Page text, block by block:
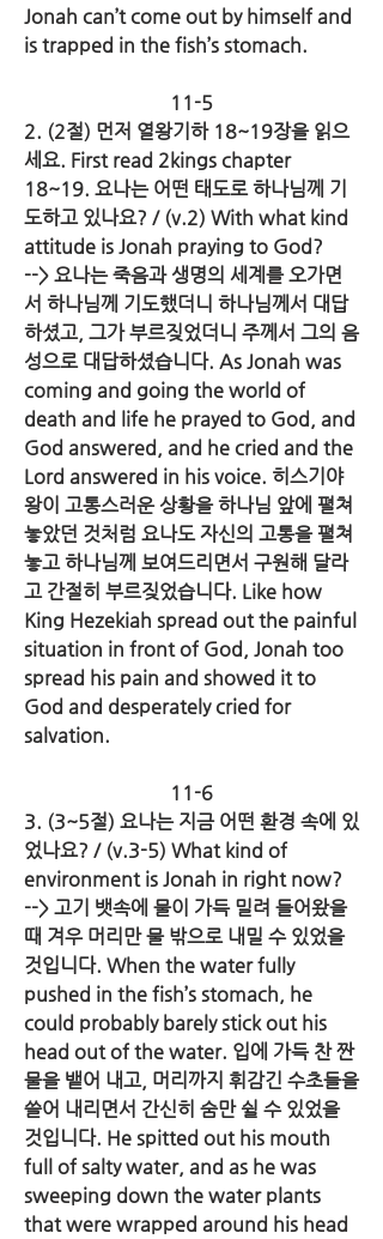
Jonah can’t come out by himself and
is trapped in the fish’s stomach.
11-5
2. (2절) 먼저 열왕기하 18~19장을 읽으
세요. First read 2kings chapter
18~19. 요나는 어떤 태도로 하나님께 기
도하고 있나요? / (v.2) With what kind
attitude is Jonah praying to God?
--> 요나는 죽음과 생명의 세계를 오가면
서 하나님께 기도했더니 하나님께서 대답
하셨고, 그가 부르짖었더니 주께서 그의 음
성으로 대답하셨습니다. As Jonah was
coming and going the world of
death and life he prayed to God, and
God answered, and he cried and the
Lord answered in his voice. 히스기야
왕이 고통스러운 상황을 하나님 앞에 펼쳐
놓았던 것처럼 요나도 자신의 고통을 펼쳐
놓고 하나님께 보여드리면서 구원해 달라
고 간절히 부르짖었습니다. Like how
King Hezekiah spread out the painful
situation in front of God, Jonah too
spread his pain and showed it to
God and desperately cried for
salvation.
11-6
3. (3~5절) 요나는 지금 어떤 환경 속에 있
었나요? / (v.3-5) What kind of
environment is Jonah in right now?
--> 고기 뱃속에 물이 가득 밀려 들어왔을
때 겨우 머리만 물 밖으로 내밀 수 있었을
것입니다. When the water fully
pushed in the fish’s stomach, he
could probably barely stick out his
head out of the water. 입에 가득 찬 짠
물을 뱉어 내고, 머리까지 휘감긴 수초들을
쓸어 내리면서 간신히 숨만 쉴 수 있었을
것입니다. He spitted out his mouth
full of salty water, and as he was
sweeping down the water plants
that were wrapped around his head